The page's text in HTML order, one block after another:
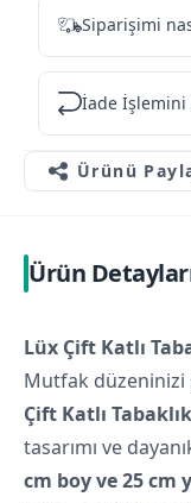
Siparişimi
İade İşlemini
Ürünü
Ürün
Lüx Çift Katlı
Mutfak düzeninizi
Çift Katlı
tasarımı ve
cm boy ve 25 cm